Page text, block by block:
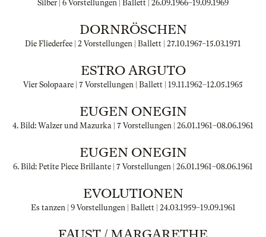
Silber | 6 Vorstellungen | Ballett | 26.09.1966–19.09.1969
DORNRÖSCHEN
Die Fliederfee | 2 Vorstellungen | Ballett | 27.10.1967–15.03.1971
ESTRO ARGUTO
Vier Solopaare | 7 Vorstellungen | Ballett | 19.11.1962–12.05.1965
EUGEN ONEGIN
4. Bild: Walzer und Mazurka | 7 Vorstellungen | 26.01.1961–08.06.1961
EUGEN ONEGIN
6. Bild: Petite Piece Brillante | 7 Vorstellungen | 26.01.1961–08.06.1961
EVOLUTIONEN
Es tanzen | 9 Vorstellungen | Ballett | 24.03.1959–19.09.1961